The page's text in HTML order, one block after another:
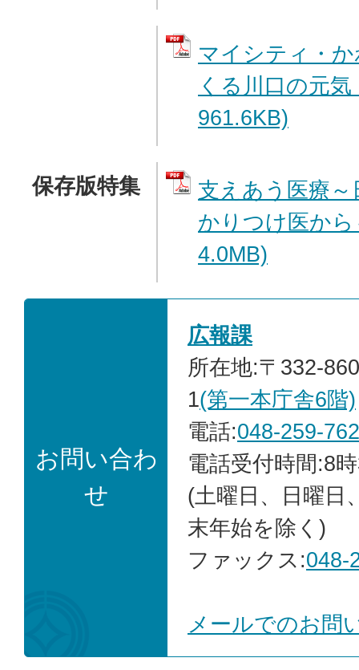
マイシティ・
くる川口の元
961.6KB)
保存版特集
支えあう医療
かりつけ医か
4.0MB)
お問い合わ
せ
広報課
所在地:〒332-
1(第一本庁舎6階)
電話:048-259-
電話受付時間:8
(土曜日、日曜日
末年始を除く)
ファックス:048-
メールでのお問